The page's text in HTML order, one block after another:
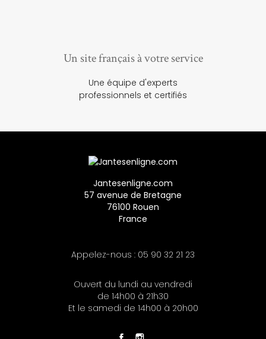
Un site français à votre service
Une équipe d'experts
professionnels et certifiés
Jantesenligne.com
57 avenue de Bretagne
76100 Rouen
France
Appelez-nous : 05 90 32 21 23
Ouvert du lundi au vendredi
de 14h00 à 21h30
Et le samedi de 14h00 à 20h00